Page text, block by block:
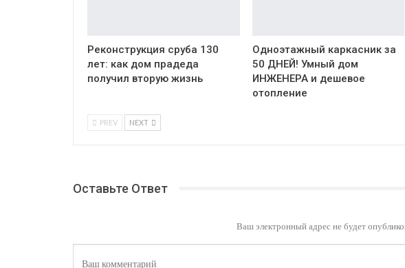
Реконструкция сруба 130
лет: как дом прадеда
получил вторую жизнь
Одноэтажный каркасник за
50 ДНЕЙ! Умный дом
ИНЖЕНЕРА и дешевое
отопление
PREV NEXT
Оставьте Ответ
Ваш электронный адрес не будет